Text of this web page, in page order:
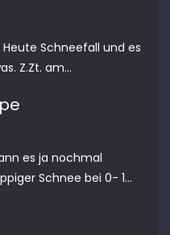
Schneefall und es
Z.Zt. am...
es ja nochmal
Schnee bei 0- 1...